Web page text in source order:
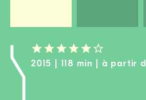
2015 | 118 min | à partir